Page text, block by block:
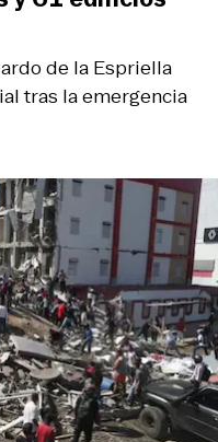
de la Espriella
tras la emergencia